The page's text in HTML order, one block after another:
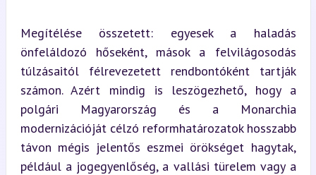
Megítélése összetett: egyesek a haladás
önfeláldozó hőseként, mások a felvilágosodás
túlzásaitól félrevezetett rendbontóként tartják
számon. Azért mindig is leszögezhető, hogy a
polgári Magyarország és a Monarchia
modernizációját célzó reformhatározatok hosszabb
távon mégis jelentős eszmei örökséget hagytak,
például a jogegyenlőség, a vallási türelem vagy a